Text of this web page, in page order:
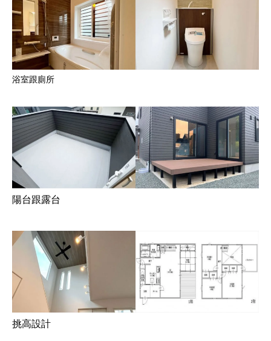
浴室跟廁所
陽台跟露台
挑高設計